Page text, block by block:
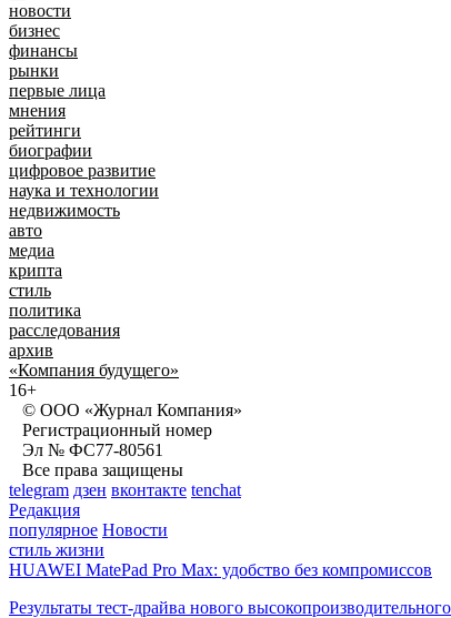
новости
бизнес
финансы
рынки
первые лица
мнения
рейтинги
биографии
цифровое развитие
наука и технологии
недвижимость
авто
медиа
крипта
стиль
политика
расследования
архив
«Компания будущего»
16+
© ООО «Журнал Компания»
Регистрационный номер
Эл № ФС77-80561
Все права защищены
telegram дзен вконтакте tenchat
Редакция
популярное Новости
стиль жизни
HUAWEI MatePad Pro Max: удобство без компромиссов
Результаты тест-драйва нового